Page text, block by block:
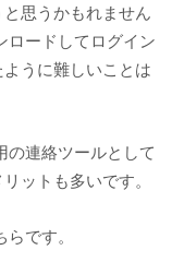
思うかもれません
ロードしてログイン
うに難しいことは
の連絡ツールとして
ットも多いです。
です。